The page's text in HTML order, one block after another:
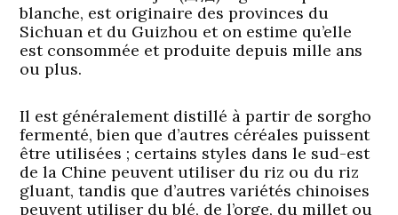
blanche, est originaire des provinces du
Sichuan et du Guizhou et on estime qu’elle
est consommée et produite depuis mille ans
ou plus.
Il est généralement distillé à partir de sorgho
fermenté, bien que d’autres céréales puissent
être utilisées ; certains styles dans le sud-est
de la Chine peuvent utiliser du riz ou du riz
gluant, tandis que d’autres variétés chinoises
peuvent utiliser du blé, de l’orge, du millet ou